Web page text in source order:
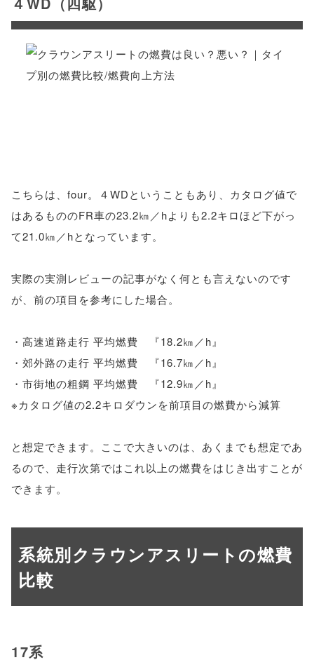
こちらは、four。４WDということもあり、カタログ値で
はあるもののFR車の23.2㎞／hよりも2.2キロほど下がっ
て21.0㎞／hとなっています。
実際の実測レビューの記事がなく何とも言えないのです
が、前の項目を参考にした場合。
・高速道路走行 平均燃費 『18.2㎞／h』
・郊外路の走行 平均燃費 『16.7㎞／h』
・市街地の粗鋼 平均燃費 『12.9㎞／h』
※カタログ値の2.2キロダウンを前項目の燃費から減算
と想定できます。ここで大きいのは、あくまでも想定であ
るので、走行次第ではこれ以上の燃費をはじき出すことが
できます。
系統別クラウンアスリートの燃費
比較
17系